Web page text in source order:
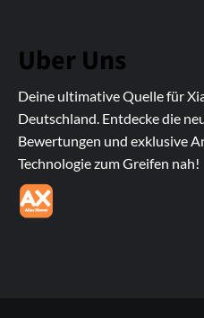
Uber Uns
Deine ultimative Quelle für
Deutschland. Entdecke die
Bewertungen und exklusive
Technologie zum Greifen nah!